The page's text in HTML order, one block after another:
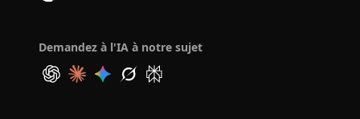
Demandez à l'IA à notre sujet